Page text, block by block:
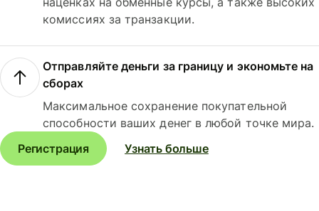
комиссиях за транзакции.
Отправляйте деньги за границу и экономьте на
сборах
Максимальное сохранение покупательной
способности ваших денег в любой точке мира.
Регистрация
Узнать больше